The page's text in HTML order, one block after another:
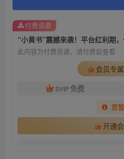
“小黄书”震撼来袭！平台红利期，
此内容为付费资源，请付费后查看
会员专
SVIP 免费
您
开通
付费资源